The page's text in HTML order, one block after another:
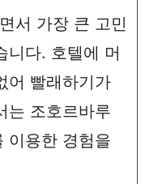
서 가장 큰 고민
니다. 호텔에 머
어 빨래하기가
는 조호르바루
이용한 경험을